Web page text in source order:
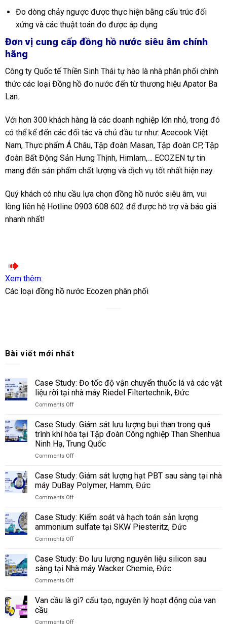
Đo dòng chảy ngược được thực hiện bằng cấu trúc đối
xứng và các thuật toán đo được áp dụng
Đơn vị cung cấp đồng hồ nước siêu âm chính
hãng
Công ty Quốc tế Thiền Sinh Thái tự hào là nhà phân phối chính
thức các loại Đồng hồ đo nước đến từ thương hiệu Apator Ba
Lan.
Với hơn 300 khách hàng là các doanh nghiệp lớn nhỏ, trong đó
có thể kể đến các đối tác và chủ đầu tư như: Acecook Việt
Nam, Thực phẩm Á Châu, Tập đoàn Masan, Tập đoàn CP, Tập
đoàn Bất Động Sản Hưng Thịnh, Himlam,… ECOZEN tự tin
mang đến sản phẩm chất lượng và dịch vụ tốt nhất hiện nay.
Quý khách có nhu cầu lựa chọn đồng hồ nước siêu âm, vui
lòng liên hệ Hotline 0903 608 602 để được hỗ trợ và báo giá
nhanh nhất!
Xem thêm:
Các loại đồng hồ nước Ecozen phân phối
Bài viết mới nhất
Case Study: Đo tốc độ vận chuyển thuốc lá và các vật
liệu rời tại nhà máy Riedel Filtertechnik, Đức
Comments Off
Case
Study:
Đo
tốc
độ
chuyển
thuốc
lá
và
vật
liệu
tại
máy
Riedel
Case Study: Giám sát lưu lượng bụi than trong quá
trình khí hóa tại Tập đoàn Công nghiệp Than Shenhua
Ninh Hạ, Trung Quốc
Comments Off
Case
Study:
Giám
sát
lượng
bụi
trong
trình
khí
tại
đoàn
Công
nghiệp
Case Study: Giám sát lượng hạt PBT sau sàng tại nhà
máy DuBay Polymer, Hamm, Đức
Comments Off
Case
Giám
sát
hạt
PBT
sàng
nhà
máy
Polymer,
Case Study: Kiểm soát và hạch toán sản lượng
ammonium sulfate tại SKW Piesteritz, Đức
Comments Off
Case
Study:
Kiểm
soát
hạch
toán
lượng
Case Study: Đo lưu lượng nguyên liệu silicon sau
sàng tại Nhà máy Wacker Chemie, Đức
Comments Off
Case
Study:
Đo
lưu
Van cầu là gì? cấu tạo, nguyên lý hoạt động của van
cầu
Comments Off